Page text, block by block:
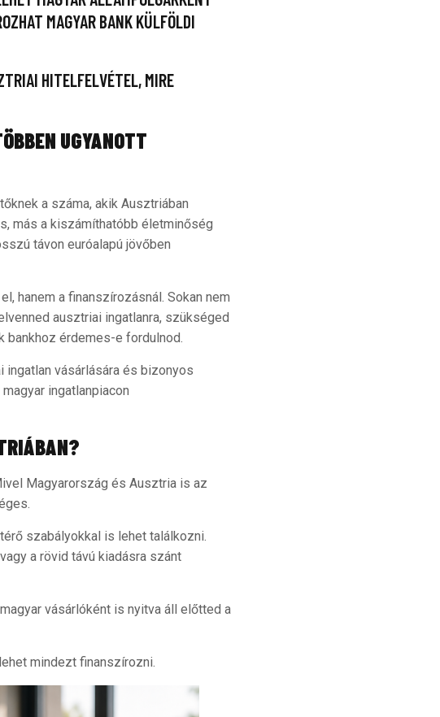
MAGYAR BANK KÜLFÖLDI
HITELFELVÉTEL, MIRE
UGYANOTT
a száma, akik Ausztriában
más a kiszámíthatóbb életminőség
távon euróalapú jövőben
hanem a finanszírozásnál. Sokan nem
ausztriai ingatlanra, szükséged
bankhoz érdemes-e fordulnod.
ingatlan vásárlására és bizonyos
ingatlanpiacon
Magyarország és Ausztria is az
szabályokkal is lehet találkozni.
a rövid távú kiadásra szánt
vásárlóként is nyitva áll előtted a
mindezt finanszírozni.